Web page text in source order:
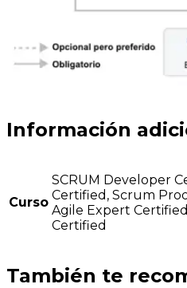
Información
Curso
SCRUM Developer
Certified, Scrum
Agile Expert
Certified
También te